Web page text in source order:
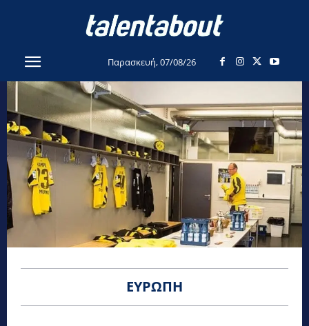
Παρασκευή, 07/08/26
ΕΥΡΏΠΗ